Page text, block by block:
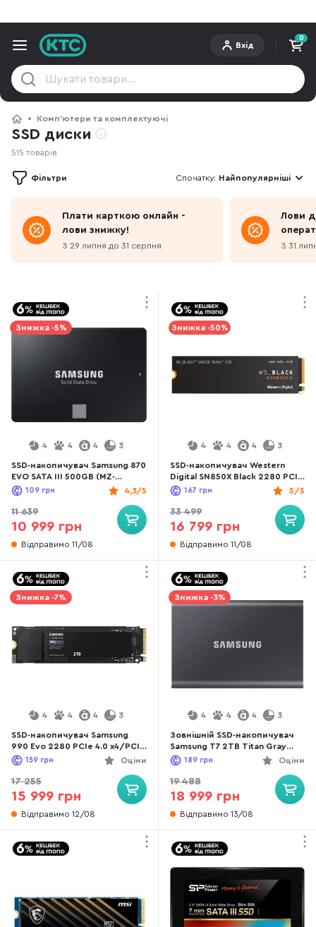
Вхід
0
Компʼютери та комплектуючі
Плати карткою онлайн -
лови знижку!
З 29 липня до 31 серпня
Лови
З 31
SSD диски
515 товарів
Фільтри Спочатку: Найпопулярніші
Знижка -5%
4 4 4 3
SSD-накопичувач Samsung 870
EVO SATA III 500GB (MZ-
77E500BW)
4,3/5
109 грн
11 639
10 999 грн
Відправимо 11/08
Знижка -50%
4 4 4 3
SSD-накопичувач Western
Digital SN850X Black 2280 PCIe
4.0 x4 NVMe 2TB
(WDS200T2X0E)
5/5
167 грн
33 499
16 799 грн
Відправимо 11/08
Знижка -7%
4 4 4 3
SSD-накопичувач Samsung
990 Evo 2280 PCIe 4.0 x4/PCIe
5.0 x2 NVMe 2.0 2TB (MZ-
V9E2T0BW)
Оціни
159 грн
17 255
15 999 грн
Відправимо 12/08
Знижка -3%
4 4 4 3
Зовнішній SSD-накопичувач
Samsung T7 2TB Titan Gray
(MU-PC2T0T/WW)
Оціни
189 грн
19 488
18 999 грн
Відправимо 13/08